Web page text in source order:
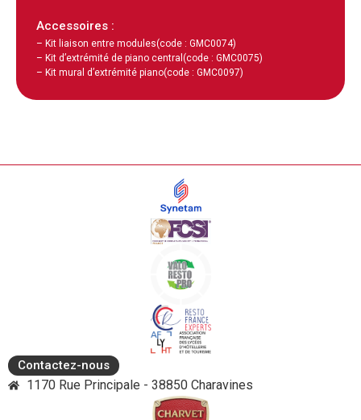
Accessoires :
– Kit liaison entre modules(code : GMC0074)
– Kit d’extrémité de piano central (code : GMC0075)
– Kit mural d’extrémité piano(code : GMC0097)
Contactez-nous
1170 Rue Principale - 38850 Charavines